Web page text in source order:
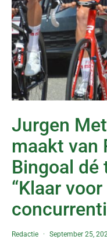
Jurgen
maakt van
Bingoal dé
“Klaar
Redactie September 25,